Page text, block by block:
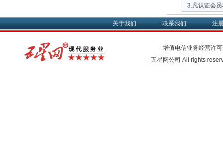
3.凡认证会
关于我们 联系我们 注
增值电信业务经营许
五星网公司 All rights